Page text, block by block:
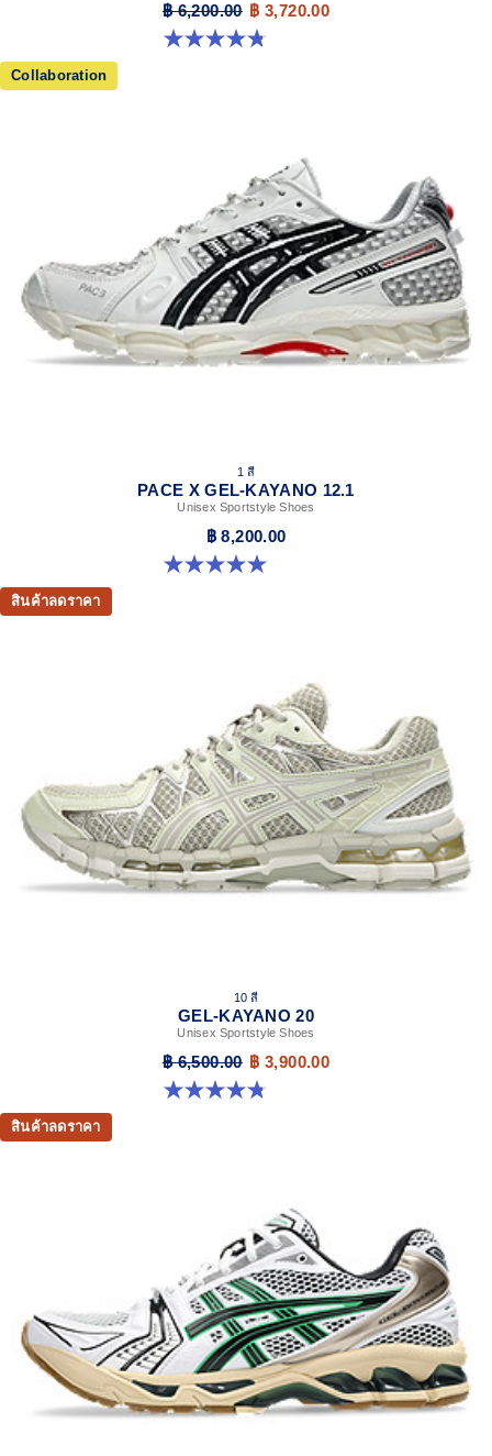
฿ 6,200.00 ฿ 3,720.00
4.8 จาก 5 ดาว 208 รีวิว
Collaboration
1 สี
PACE X GEL-KAYANO 12.1
Unisex Sportstyle Shoes
฿ 8,200.00
5.0 จาก 5 ดาว 3 รีวิว
สินค้าลดราคา
10 สี
GEL-KAYANO 20
Unisex Sportstyle Shoes
฿ 6,500.00 ฿ 3,900.00
4.8 จาก 5 ดาว 221 รีวิว
สินค้าลดราคา